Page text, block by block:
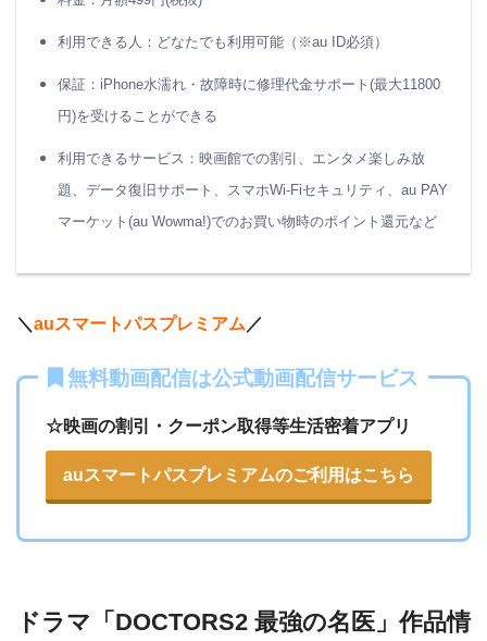
出典：TELASA
☆テレ朝のドラマを楽しむなら
＊ 配信状況の変更・終了などの確認は各動画配信サービ
スでお願い致します。
利用できる人：どなたでも利用可能（※au ID必須）
保証：iPhone水濡れ・故障時に修理代金サポート(最大11800
円)を受けることができる
利用できるサービス：映画館での割引、エンタメ楽しみ放
題、データ復旧サポート、スマホWi-Fiセキュリティ、au PAY
マーケット(au Wowma!)でのお買い物時のポイント還元など
＼ auスマートパスプレミアム ／
無料動画配信は公式動画配信サービス
☆映画の割引・クーポン取得等生活密着アプリ
auスマートパスプレミアムのご利用はこちら
ドラマ「DOCTORS2 最強の名医」作品情